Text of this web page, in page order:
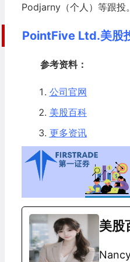
Podjarny（个人）等跟投。
PointFive Ltd.美股
参考资料：
公司官网
美股百科
更多资讯
美股